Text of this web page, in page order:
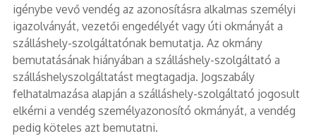
igénybe vevő vendég az azonosításra alkalmas személyi
igazolványát, vezetői engedélyét vagy úti okmányát a
szálláshely-szolgáltatónak bemutatja. Az okmány
bemutatásának hiányában a szálláshely-szolgáltató a
szálláshelyszolgáltatást megtagadja. Jogszabály
felhatalmazása alapján a szálláshely-szolgáltató jogosult
elkérni a vendég személyazonosító okmányát, a vendég
pedig köteles azt bemutatni.